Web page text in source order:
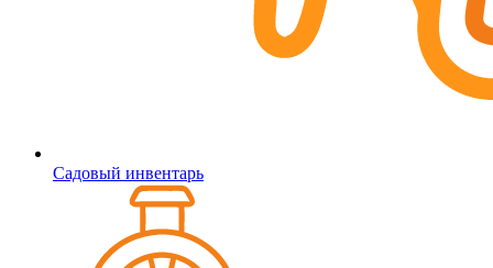
Садовый инвентарь